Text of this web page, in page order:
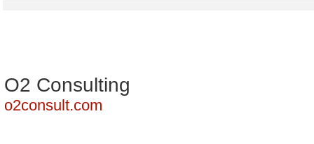
О2 Consulting
o2consult.com